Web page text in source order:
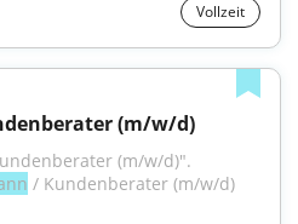
Vollzeit
(m/w/d)
(m/w/d)".
/ Kundenberater (m/w/d)